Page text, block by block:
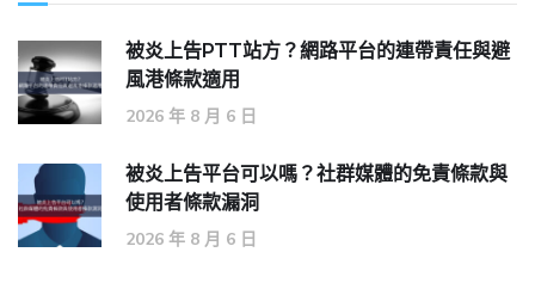
被炎上告PTT站方？網路平台的連帶責任與避
風港條款適用
2026 年 8 月 6 日
被炎上告平台可以嗎？社群媒體的免責條款與
使用者條款漏洞
2026 年 8 月 6 日